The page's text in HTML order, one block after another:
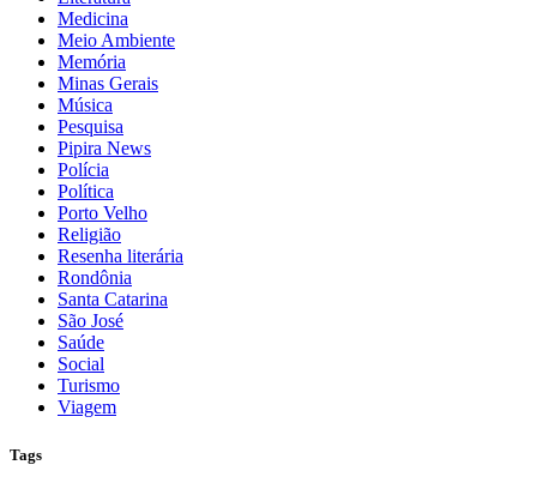
Medicina
Meio Ambiente
Memória
Minas Gerais
Música
Pesquisa
Pipira News
Polícia
Política
Porto Velho
Religião
Resenha literária
Rondônia
Santa Catarina
São José
Saúde
Social
Turismo
Viagem
Tags